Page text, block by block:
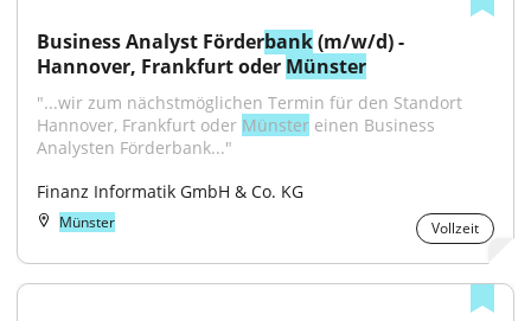
Business Analyst Förderbank (m/w/d) -
Hannover, Frankfurt oder Münster
"...wir zum nächstmöglichen Termin für den Standort
Hannover, Frankfurt oder Münster einen Business
Analysten Förderbank..."
Finanz Informatik GmbH & Co. KG
Münster Vollzeit